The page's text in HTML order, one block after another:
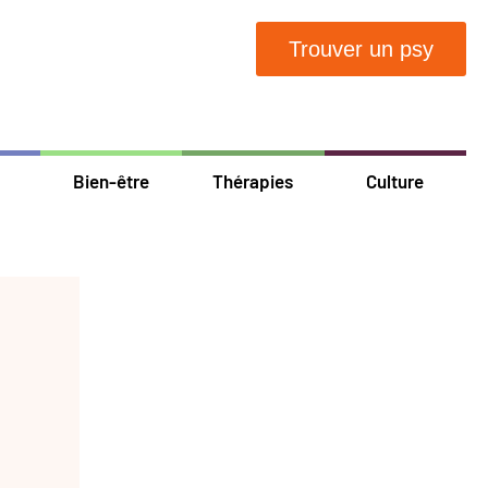
Trouver un psy
Bien-être Thérapies Culture